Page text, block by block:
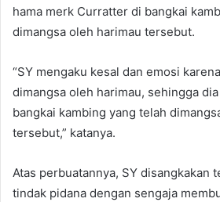
hama merk Curratter di bangkai
dimangsa oleh harimau tersebut.
“SY mengaku kesal dan emosi
dimangsa oleh harimau, sehingga
bangkai kambing yang telah
tersebut,” katanya.
Atas perbuatannya, SY disangkakan
tindak pidana dengan sengaja